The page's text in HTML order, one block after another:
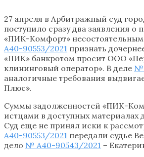
27 апреля в Арбитражный суд
поступило сразу два заявления
«ПИК-Комфорт»
А40-90553/2021 признать
«ПИК» банкротом просит ООО
клининговый оператор». В деле №
аналогичные требования
Плюс».
Суммы задолженностей «ПИК-
истцами в доступных материалах
Суд еще не принял иски к
А40-90553/2021 передали судье
дело № А40-90543/2021 –